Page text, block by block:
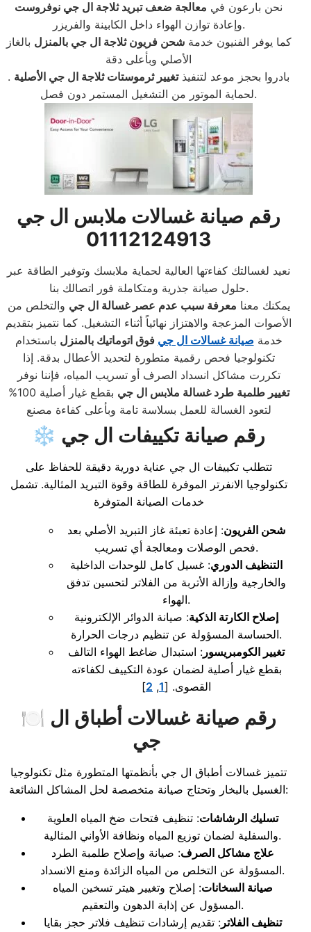
نحن بارعون في معالجة ضعف تبريد ثلاجة ال جي نوفروست
وإعادة توازن الهواء داخل الكابينة والفريزر.
كما يوفر الفنيون خدمةشحن فريون ثلاجة ال جي بالمنزل بالغاز
الأصلي وبأعلى دقة
. بادروا بحجز موعد لتنفيذتغيير ثرموستات ثلاجة ال جي الأصلية
لحماية الموتور من التشغيل المستمر دون فصل.
رقم صيانة غسالات ملابس ال جي
01112124913
نعيد لغسالتك كفاءتها العالية لحماية ملابسك وتوفير الطاقة عبر
حلول صيانة جذرية ومتكاملة فور اتصالك بنا.
يمكنك معنا معرفة سبب عدم عصر غسالة ال جي والتخلص من
الأصوات المزعجة والاهتزاز نهائياً أثناء التشغيل. كما نتميز بتقديم
خدمة صيانة غسالات ال جي فوق اتوماتيك بالمنزل باستخدام
تكنولوجيا فحص رقمية متطورة لتحديد الأعطال بدقة. إذا
تكررت مشاكل انسداد الصرف أو تسريب المياه، فإننا نوفر
تغيير طلمبة طرد غسالة ملابس ال جي
بقطع غيار أصلية 100%
لتعود الغسالة للعمل بسلاسة تامة وبأعلى كفاءة مصنع
❄️ رقم صيانة تكييفات ال جي
تتطلب تكييفات ال جي عناية دورية دقيقة للحفاظ على
تكنولوجيا الانفرتر الموفرة للطاقة وقوة التبريد المثالية. تشمل
خدمات الصيانة المتوفرة
شحن الفريون: إعادة تعبئة غاز التبريد الأصلي بعد
فحص الوصلات ومعالجة أي تسريب.
التنظيف الدوري: غسيل كامل للوحدات الداخلية
والخارجية وإزالة الأتربة من الفلاتر لتحسين تدفق
الهواء.
إصلاح الكارتة الذكية: صيانة الدوائر الإلكترونية
الحساسة المسؤولة عن تنظيم درجات الحرارة.
تغيير الكومبريسور : استبدال ضاغط الهواء التالف
بقطع غيار أصلية لضمان عودة التكييف لكفاءته
القصوى. [
1
,
2
]
🍽️ رقم صيانة غسالات أطباق ال
جي
تتميز غسالات أطباق ال جي بأنظمتها المتطورة مثل تكنولوجيا
الغسيل بالبخار وتحتاج صيانة متخصصة لحل المشاكل الشائعة:
تسليك الرشاشات: تنظيف فتحات ضخ المياه العلوية
والسفلية لضمان توزيع المياه ونظافة الأواني المثالية.
علاج مشاكل الصرف: صيانة وإصلاح طلمبة الطرد
المسؤولة عن التخلص من المياه الزائدة ومنع الانسداد.
صيانة السخانات: إصلاح وتغيير هيتر تسخين المياه
المسؤول عن إذابة الدهون والتعقيم.
تنظيف الفلاتر: تقديم إرشادات تنظيف فلاتر حجز بقايا